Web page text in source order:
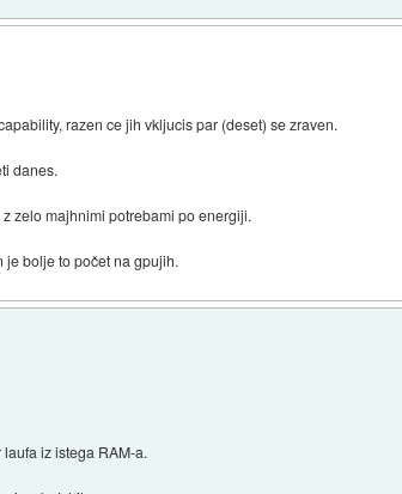
razen ce jih vkljucis par (deset) se zraven.
danes.
zelo majhnimi potrebami po energiji.
je bolje to počet na gpujih.
iz istega RAM-a.